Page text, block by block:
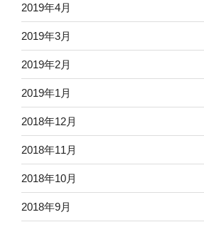
2019年4月
2019年3月
2019年2月
2019年1月
2018年12月
2018年11月
2018年10月
2018年9月